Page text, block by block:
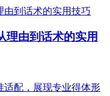
理由到话术的实用